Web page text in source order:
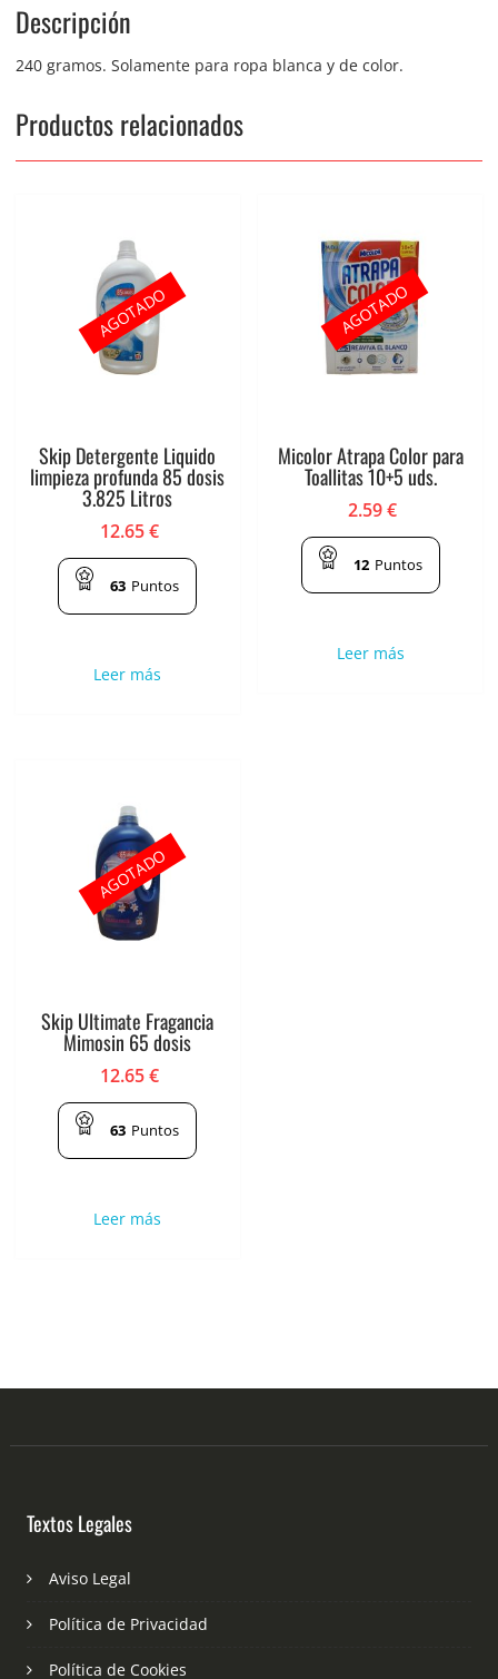
Descripción
240 gramos. Solamente para ropa blanca y de color.
Productos relacionados
Skip Detergente Liquido
limpieza profunda 85 dosis
3.825 Litros
12.65€
63 Puntos
Leer más
AGOTADO
Micolor Atrapa Color para
Toallitas 10+5 uds.
2.59€
12 Puntos
Leer más
AGOTADO
Skip Ultimate Fragancia
Mimosin 65 dosis
12.65€
63 Puntos
Leer más
AGOTADO
Textos Legales
Aviso Legal
Política de Privacidad
Política de Cookies